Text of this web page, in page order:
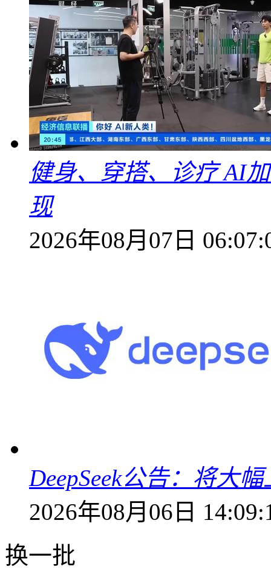
健身、穿搭、诊疗 AI
现
2026年08月07日
DeepSeek公告：将大
2026年08月06日
换一批